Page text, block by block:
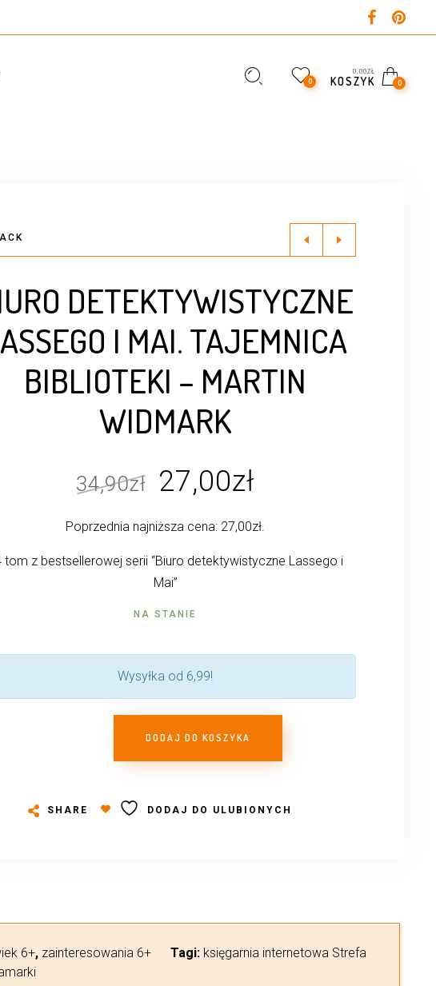
0
0,00ZŁ
KOSZYK 0
DETEKTYWISTYCZNE
I MAI. TAJEMNICA
BIBLIOTEKI – MARTIN
WIDMARK
34,90zł Pierwotna
wynosiła:
34,90zł.
27,00zł
wynosi:
27,00zł.
Poprzednia najniższa cena: 27,00zł.
tom z bestsellerowej serii “Biuro detektywistyczne Lassego i
Mai”
NA STANIE
Wysyłka od 6,99!
DODAJ DO KOSZYKA
SHARE DODAJ DO ULUBIONYCH
6+, zainteresowania 6+ Tagi: księgarnia internetowa Strefa